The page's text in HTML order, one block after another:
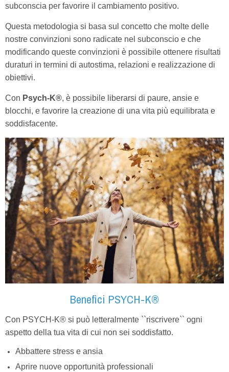
subconscia per favorire il cambiamento positivo.
Questa metodologia si basa sul concetto che molte delle
nostre convinzioni sono radicate nel subconscio e che
modificando queste convinzioni è possibile ottenere risultati
duraturi in termini di autostima, relazioni e realizzazione di
obiettivi.
Con Psych-K®, è possibile liberarsi di paure, ansie e
blocchi, e favorire la creazione di una vita più equilibrata e
soddisfacente.
Benefici PSYCH-K®
Con PSYCH-K® si può letteralmente ``riscrivere`` ogni
aspetto della tua vita di cui non sei soddisfatto.
Abbattere stress e ansia
Aprire nuove opportunità professionali